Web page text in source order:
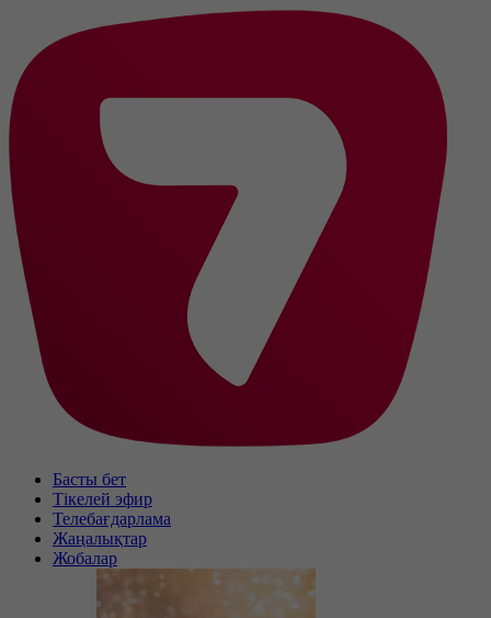
Басты бет
Тікелей эфир
Телебағдарлама
Жаңалықтар
Жобалар